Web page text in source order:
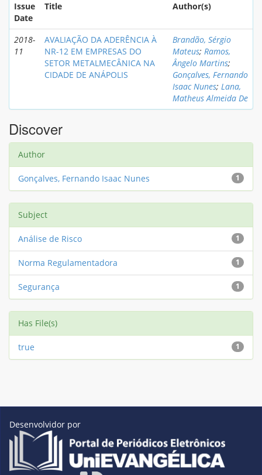
Issue
Date
Title Author(s)
2018-
11
AVALIAÇÃO DA ADERÊNCIA À
NR-12 EM EMPRESAS DO
SETOR METALMECÂNICA NA
CIDADE DE ANÁPOLIS
Brandão, Sérgio
Mateus; Ramos,
Ângelo Martins;
Gonçalves, Fernando
Isaac Nunes; Lana,
Matheus Almeida De
Discover
Author
1
Gonçalves, Fernando Isaac Nunes
Subject
1
Análise de Risco
1
Norma Regulamentadora
1
Segurança
Has File(s)
1
true
Desenvolvidor por